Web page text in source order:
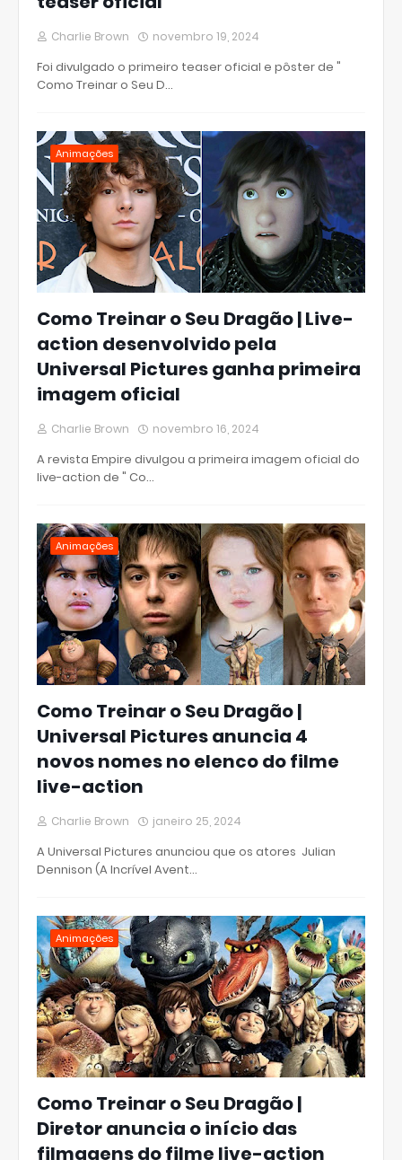
Charlie Brown novembro 19, 2024
Foi divulgado o primeiro teaser oficial e pôster de "
Como Treinar o Seu D…
Animações
Como Treinar o Seu Dragão | Live-
action desenvolvido pela
Universal Pictures ganha primeira
imagem oficial
Charlie Brown novembro 16, 2024
A revista Empire divulgou a primeira imagem oficial do
live-action de " Co…
Animações
Como Treinar o Seu Dragão |
Universal Pictures anuncia 4
novos nomes no elenco do filme
live-action
Charlie Brown janeiro 25, 2024
A Universal Pictures anunciou que os atores Julian
Dennison (A Incrível Avent…
Animações
Como Treinar o Seu Dragão |
Diretor anuncia o início das
filmagens do filme live-action